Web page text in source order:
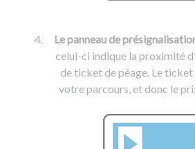
Le panneau de
celui-ci indique la proximité
de ticket de péage. Le
votre parcours, et donc le